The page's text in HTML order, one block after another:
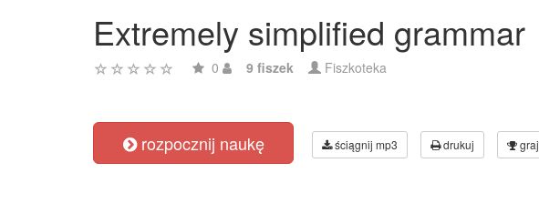
Extremely simplified grammar
0 9 fiszek Fiszkoteka
rozpocznij naukę ściągnij mp3 drukuj graj